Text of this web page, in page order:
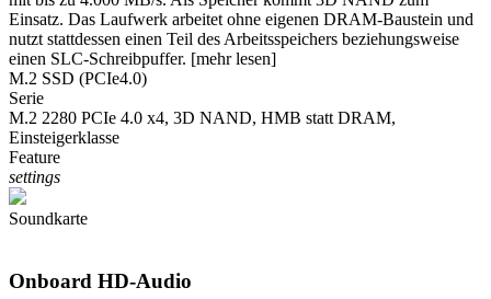
Einsatz. Das Laufwerk arbeitet ohne eigenen DRAM-Baustein und
nutzt stattdessen einen Teil des Arbeitsspeichers beziehungsweise
einen SLC-Schreibpuffer. [mehr lesen]
M.2 SSD (PCIe4.0)
Serie
M.2 2280 PCIe 4.0 x4, 3D NAND, HMB statt DRAM,
Einsteigerklasse
Feature
settings
Soundkarte
Onboard HD-Audio